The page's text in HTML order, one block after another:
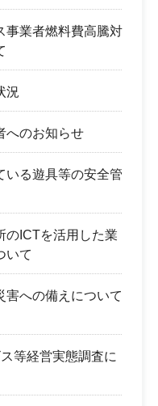
事業者燃料費高騰対
況
へのお知らせ
いる遊具等の安全管
のICTを活用した業
いて
害への備えについて
等経営実態調査に